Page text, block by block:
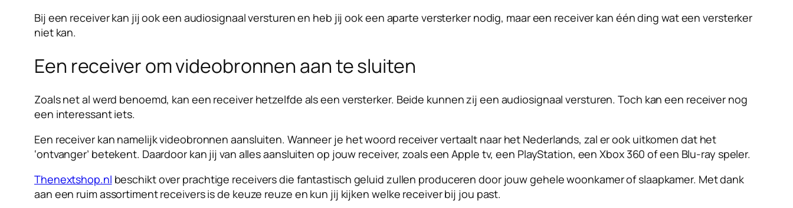
Bij een receiver kan jij ook een audiosignaal versturen en heb jij ook een aparte versterker nodig, maar een receiver kan één ding wat een versterker
niet kan.
Een receiver om videobronnen aan te sluiten
Zoals net al werd benoemd, kan een receiver hetzelfde als een versterker. Beide kunnen zij een audiosignaal versturen. Toch kan een receiver nog
een interessant iets.
Een receiver kan namelijk videobronnen aansluiten. Wanneer je het woord receiver vertaalt naar het Nederlands, zal er ook uitkomen dat het
‘ontvanger’ betekent. Daardoor kan jij van alles aansluiten op jouw receiver, zoals een Apple tv, een PlayStation, een Xbox 360 of een Blu-ray speler.
Thenextshop.nl beschikt over prachtige receivers die fantastisch geluid zullen produceren door jouw gehele woonkamer of slaapkamer. Met dank
aan een ruim assortiment receivers is de keuze reuze en kun jij kijken welke receiver bij jou past.